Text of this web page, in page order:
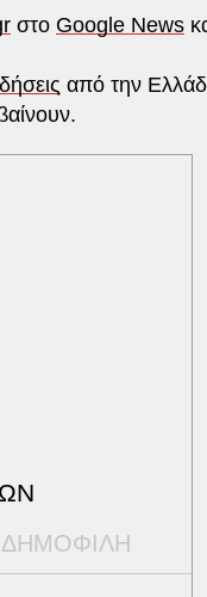
στο Google News
από την
ΔΗΜΟΦΙΛΗ